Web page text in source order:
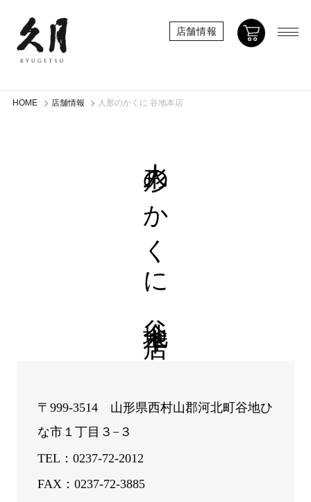
店舗情報
HOME 店舗情報 人形のかくに 谷地本店
人形のかくに 谷地本店
〒999-3514 山形県西村山郡河北町谷地ひ
な市１丁目３−３
TEL：0237-72-2012
FAX：0237-72-3885